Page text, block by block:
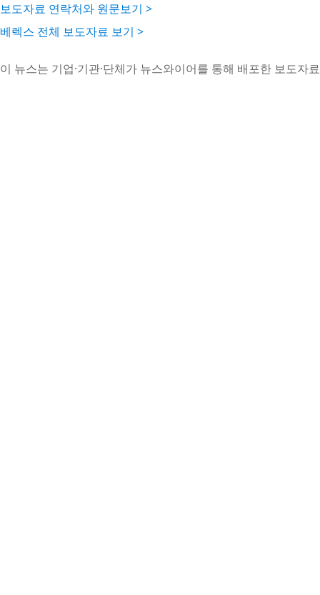
보도자료 연락처와 원문보기 >
베렉스 전체 보도자료 보기 >
이 뉴스는 기업·기관·단체가 뉴스와이어를 통해 배포한 보도자